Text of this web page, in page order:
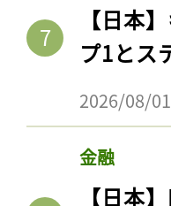
【日本
プ1とス
2026/08/01
金融
【日本